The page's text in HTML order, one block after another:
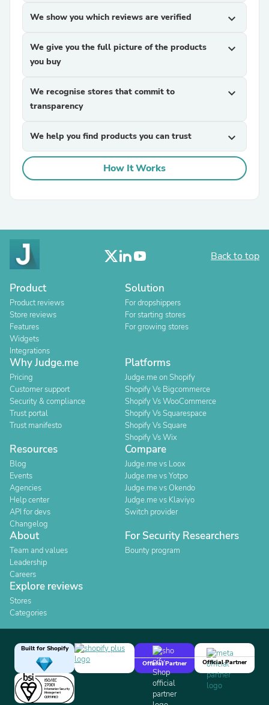
We show you which reviews are verified expand_more
We give you the full picture of the products
you buy
expand_more
We recognise stores that commit to
transparency
expand_more
We help you find products you can trust expand_more
How It Works
Back to top
Product
Product reviews
Store reviews
Features
Widgets
Integrations
Solution
For dropshippers
For starting stores
For growing stores
Why Judge.me
Pricing
Customer support
Security & compliance
Trust portal
Trust manifesto
Platforms
Judge.me on Shopify
Shopify Vs Bigcommerce
Shopify Vs WooCommerce
Shopify Vs Squarespace
Shopify Vs Square
Shopify Vs Wix
Resources
Blog
Events
Agencies
Help center
API for devs
Changelog
Compare
Judge.me vs Loox
Judge.me vs Yotpo
Judge.me vs Okendo
Judge.me vs Klaviyo
Switch provider
About
Team and values
Leadership
Careers
For Security Researchers
Bounty program
Explore reviews
Stores
Categories
Built for Shopify
Official Partner
Official Partner